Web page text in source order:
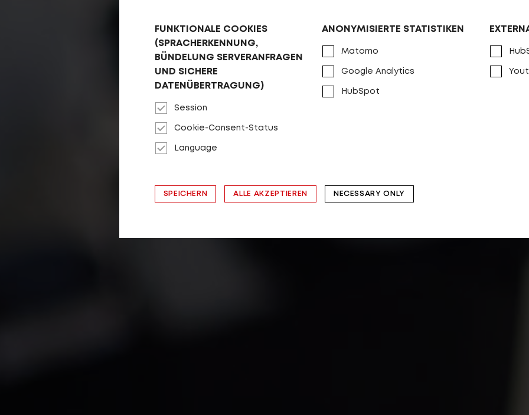
FUNKTIONALE COOKIES
(SPRACHERKENNUNG,
BÜNDELUNG SERVERANFRAGEN
UND SICHERE
DATENÜBERTRAGUNG)
Session
Cookie-Consent-Status
Language
ANONYMISIERTE STATISTIKEN
Matomo
Google Analytics
HubSpot
SPEICHERN ALLE AKZEPTIEREN NECESSARY ONLY